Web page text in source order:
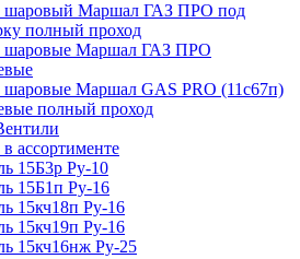
шаровый Маршал ГАЗ ПРО под
полный проход
шаровые Маршал ГАЗ ПРО
Маршал GAS PRO (11с67п)
полный проход
ассортименте
15Б3р Ру-10
15Б1п Ру-16
15кч18п Ру-16
15кч19п Ру-16
15кч16нж Ру-25